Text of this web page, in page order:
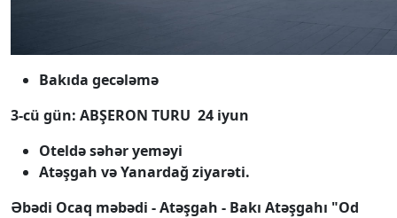
Bakıda gecələmə
3-cü gün: ABŞERON TURU 24 iyun
Oteldə səhər yeməyi
Atəşgah və Yanardağ ziyarəti.
Əbədi Ocaq məbədi - Atəşgah - Bakı Atəşgahı "Od